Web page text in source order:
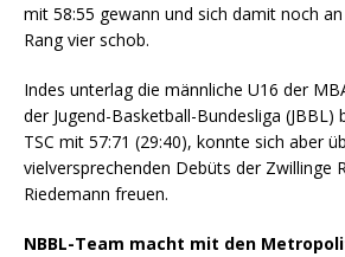
mit 58:55 gewann und sich damit noch
Rang vier schob.
Indes unterlag die männliche U16 der
der Jugend-Basketball-Bundesliga (JBBL)
TSC mit 57:71 (29:40), konnte sich aber
vielversprechenden Debüts der Zwillinge
Riedemann freuen.
NBBL-Team macht mit den